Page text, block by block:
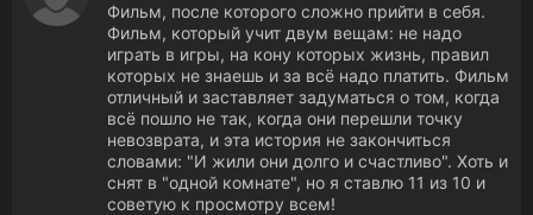
Фильм, после которого сложно прийти в себя.
Фильм, который учит двум вещам: не надо
играть в игры, на кону которых жизнь, правил
которых не знаешь и за всё надо платить. Фильм
отличный и заставляет задуматься о том, когда
всё пошло не так, когда они перешли точку
невозврата, и эта история не закончиться
словами: "И жили они долго и счастливо". Хоть и
снят в "одной комнате", но я ставлю 11 из 10 и
советую к просмотру всем!